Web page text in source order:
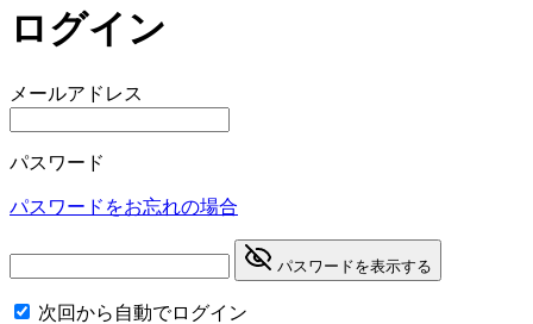
ログイン
メールアドレス
パスワード
パスワードをお忘れの場合
パスワードを表示する
次回から自動でログイン